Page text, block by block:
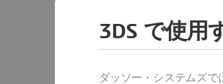
は、
3DS で使用
ダッソー・システムズ